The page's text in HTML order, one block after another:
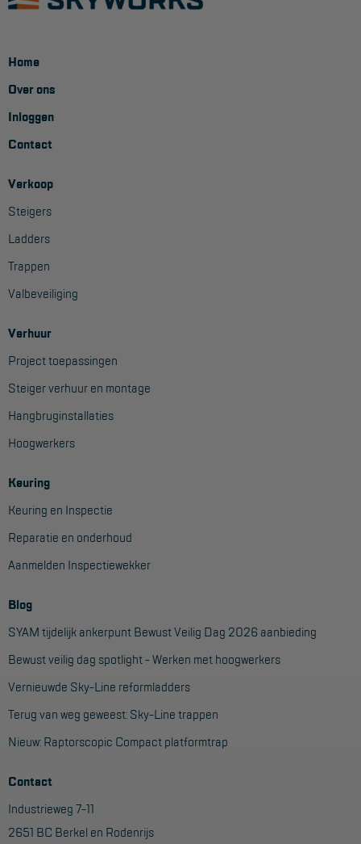
Home
Over ons
Inloggen
Contact
Verkoop
Steigers
Ladders
Trappen
Valbeveiliging
Verhuur
Project toepassingen
Steiger verhuur en montage
Hangbruginstallaties
Hoogwerkers
Keuring
Keuring en Inspectie
Reparatie en onderhoud
Aanmelden Inspectiewekker
Blog
SYAM tijdelijk ankerpunt Bewust Veilig Dag 2026 aanbieding
Bewust veilig dag spotlight - Werken met hoogwerkers
Vernieuwde Sky-Line reformladders
Terug van weg geweest: Sky-Line trappen
Nieuw: Raptorscopic Compact platformtrap
Contact
Industrieweg 7-11
2651 BC Berkel en Rodenrijs